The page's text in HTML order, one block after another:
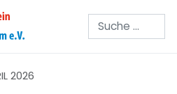
Suchen
2026